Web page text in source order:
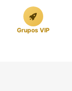
Grupos VIP